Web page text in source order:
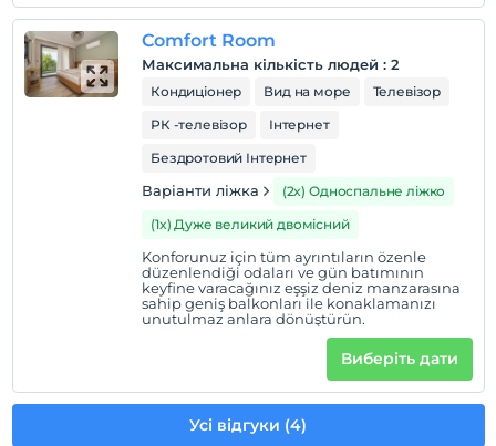
Comfort Room
Максимальна кількість людей : 2
Кондиціонер Вид на море
Телевізор
РК -телевізор
Інтернет
Бездротовий Інтернет
Варіанти ліжка
(2x) Односпальне ліжко
(1x) Дуже великий двомісний
Konforunuz için tüm ayrıntıların özenle
düzenlendiği odaları ve gün batımının
keyfine varacağınız eşşiz deniz manzarasına
sahip geniş balkonları ile konaklamanızı
unutulmaz anlara dönüştürün.
Виберіть дати
Усі відгуки (4)